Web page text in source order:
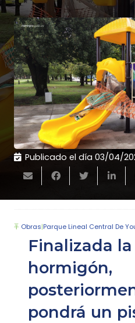
Publicado el día 03/04/
Obras|Parque Lineal Central De
Finalizada
hormigón,
pondrá un